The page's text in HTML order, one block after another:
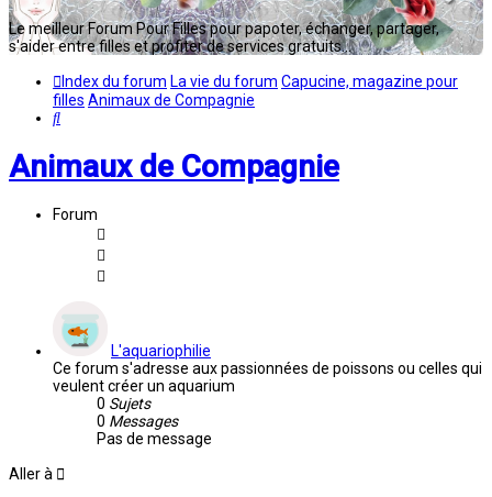
Le meilleur Forum Pour Filles pour papoter, échanger, partager,
s'aider entre filles et profiter de services gratuits...
Index du forum La vie du forum Capucine, magazine pour
filles Animaux de Compagnie
Rechercher
Animaux de Compagnie
Forum
L'aquariophilie
Ce forum s'adresse aux passionnées de poissons ou celles qui
veulent créer un aquarium
0 Sujets
0 Messages
Pas de message
Aller à